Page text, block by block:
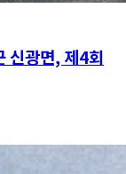
신광면, 제4회